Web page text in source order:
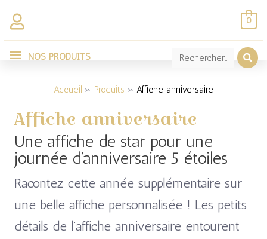
contenu
NOS
NOS PRODUITS
0
Accueil Produits Affiche anniversaire
Affiche anniversaire
Une affiche de star pour une
journée d’anniversaire 5 étoiles
Racontez cette année supplémentaire sur
une belle affiche personnalisée ! Les petits
détails de l’affiche anniversaire entourent